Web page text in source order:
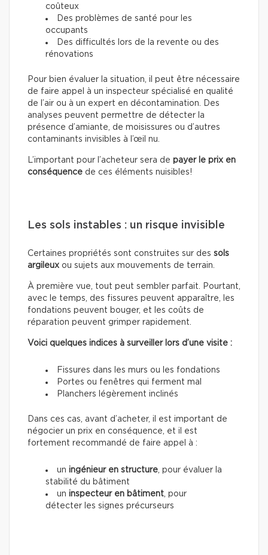
coûteux
Des problèmes de santé pour les
occupants
Des difficultés lors de la revente ou des
rénovations
Pour bien évaluer la situation, il peut être nécessaire
de faire appel à un inspecteur spécialisé en qualité
de l’air ou à un expert en décontamination. Des
analyses peuvent permettre de détecter la
présence d’amiante, de moisissures ou d’autres
contaminants invisibles à l’œil nu.
L’important pour l’acheteur sera de payer le prix en
conséquence de ces éléments nuisibles!
Les sols instables : un risque invisible
Certaines propriétés sont construites sur des sols
argileux ou sujets aux mouvements de terrain.
À première vue, tout peut sembler parfait. Pourtant,
avec le temps, des fissures peuvent apparaître, les
fondations peuvent bouger, et les coûts de
réparation peuvent grimper rapidement.
Voici quelques indices à surveiller lors d’une visite :
Fissures dans les murs ou les fondations
Portes ou fenêtres qui ferment mal
Planchers légèrement inclinés
Dans ces cas, avant d’acheter, il est important de
négocier un prix en conséquence, et il est
fortement recommandé de faire appel à :
un ingénieur en structure, pour évaluer la
stabilité du bâtiment
un inspecteur en bâtiment, pour
détecter les signes précurseurs